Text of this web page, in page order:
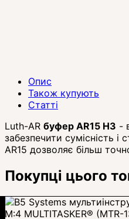
Опис
Також купують
Статті
Luth-AR буфер AR15 H3 -
забезпечити сумісність
AR15 дозволяє більш
Покупці цього